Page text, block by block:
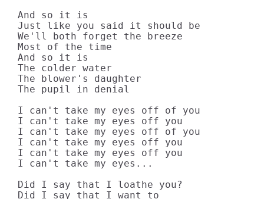
And so it is
Just like you said it should be
We'll both forget the breeze
Most of the time
And so it is
The colder water
The blower's daughter
The pupil in denial
I can't take my eyes off of you
I can't take my eyes off you
I can't take my eyes off of you
I can't take my eyes off you
I can't take my eyes off you
I can't take my eyes...
Did I say that I loathe you?
Did I say that I want to